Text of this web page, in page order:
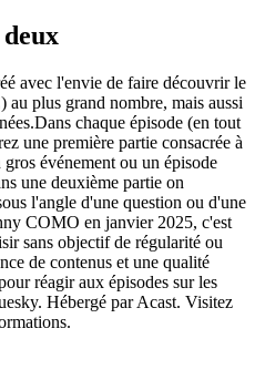
avec l'envie de faire découvrir le
plus grand nombre, mais aussi
chaque épisode (en tout
une première partie consacrée à
événement ou un épisode
une deuxième partie on
l'angle d'une question ou d'une
COMO en janvier 2025, c'est
sans objectif de régularité ou
de contenus et une qualité
réagir aux épisodes sur les
Hébergé par Acast. Visitez